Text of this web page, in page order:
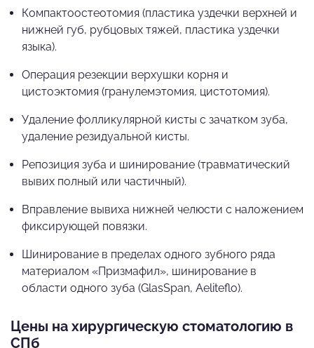
Компактоостеотомия (пластика уздечки верхней и
нижней губ, рубцовых тяжей, пластика уздечки
языка).
Операция резекции верхушки корня и
цистоэктомия (гранулемэтомия, цистотомия).
Удаление фолликулярной кисты с зачатком зуба,
удаление резидуальной кисты.
Репозиция зуба и шинирование (травматический
вывих полный или частичный).
Вправление вывиха нижней челюсти с наложением
фиксирующей повязки.
Шинирование в пределах одного зубного ряда
материалом «Призмафил», шинирование в
области одного зуба (GlasSpan, Aeliteflo).
Цены на хирургическую стоматологию в
СПб